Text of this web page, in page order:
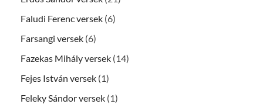
Faludi Ferenc versek (6)
Farsangi versek (6)
Fazekas Mihály versek (14)
Fejes István versek (1)
Feleky Sándor versek (1)